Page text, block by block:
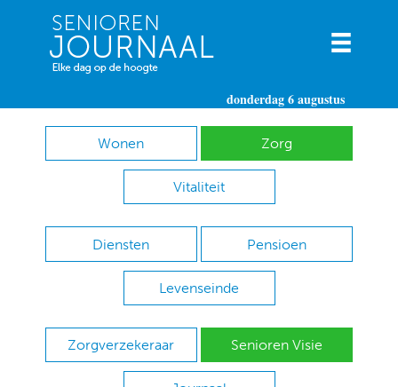
donderdag 6 augustus
Wonen Zorg
Vitaliteit
Diensten Pensioen
Levenseinde
Zorgverzekeraar Senioren Visie